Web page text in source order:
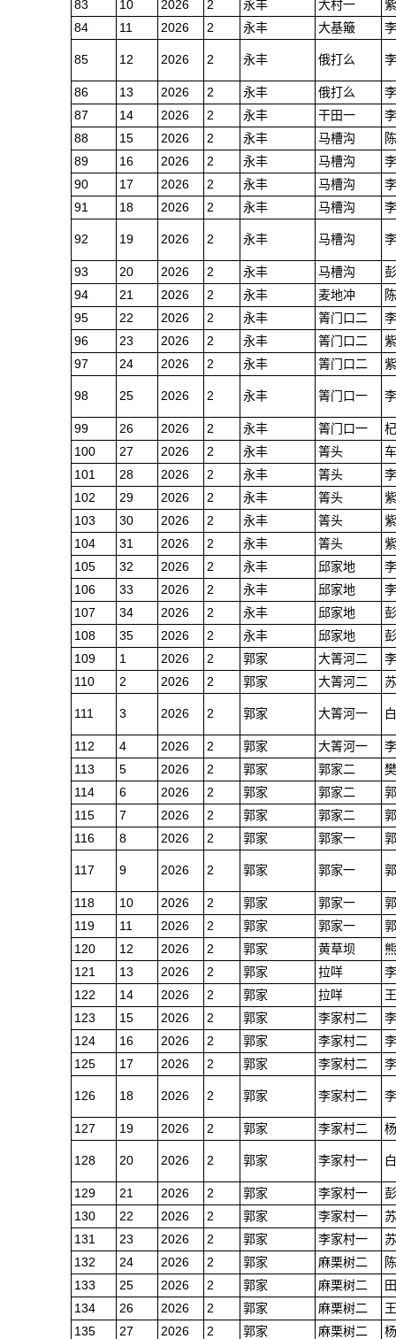
83 10 2026 2 永丰 大村一
84
11 2026 2 永丰 大基簸
85 12 2026 2 永丰 俄打么
86 13 2026 2 永丰 俄打么
87
14 2026 2 永丰 干田一
88
15 2026 2 永丰 马槽沟
89
16 2026 2 永丰 马槽沟
90
17 2026 2 永丰 马槽沟
91
18 2026 2 永丰 马槽沟
92 19 2026 2 永丰 马槽沟
93 20 2026 2 永丰 马槽沟
94
21 2026 2 永丰 麦地冲
95
22 2026 2 永丰 箐门口二
96
23 2026 2 永丰 箐门口二
97
24 2026 2 永丰 箐门口二
98 25 2026 2 永丰 箐门口一
99 26 2026 2 永丰 箐门口一
100
27 2026 2 永丰 箐头
101
28 2026 2 永丰 箐头
102
29 2026 2 永丰 箐头
103
30 2026 2 永丰 箐头
104
31 2026 2 永丰 箐头
105
32 2026 2 永丰 邱家地
106
33 2026 2 永丰 邱家地
107
34 2026 2 永丰 邱家地
108
35 2026 2 永丰 邱家地
109
1 2026 2 郭家 大箐河二
110
2 2026 2 郭家 大箐河二
111 3 2026 2 郭家 大箐河一
112 4 2026 2 郭家 大箐河一
113
5 2026 2 郭家 郭家二
114
6 2026 2 郭家 郭家二
115
7 2026 2 郭家 郭家二
116
8 2026 2 郭家 郭家一
117 9 2026 2 郭家 郭家一
118 10 2026 2 郭家 郭家一
119
11 2026 2 郭家 郭家一
120
12 2026 2 郭家 黄草坝
121
13 2026 2 郭家 拉咩
122
14 2026 2 郭家 拉咩
123
15 2026 2 郭家 李家村二
124
16 2026 2 郭家 李家村二
125
17 2026 2 郭家 李家村二
126 18 2026 2 郭家 李家村二
127 19 2026 2 郭家 李家村二
128 20 2026 2 郭家 李家村一
129 21 2026 2 郭家 李家村一
130
22 2026 2 郭家 李家村一
131
23 2026 2 郭家 李家村一
132
24 2026 2 郭家 麻栗树二
133
25 2026 2 郭家 麻栗树二
134
26 2026 2 郭家 麻栗树二
135
27 2026 2 郭家 麻栗树二